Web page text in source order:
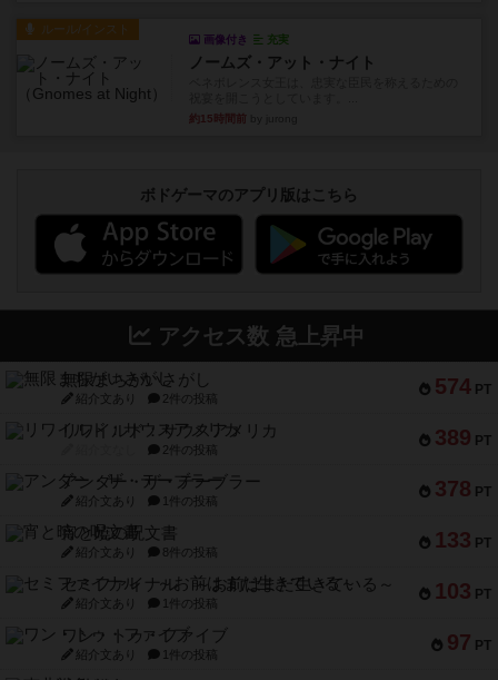
ルール/インスト
画像付き 充実
ノームズ・アット・ナイト
約15時間前
ボドゲーマのアプリ版はこちら
アクセス数 急上昇中
574 PT
無限まちがいさがし
紹介文あり 2件の投稿
389 PT
リワイルド：サウスアメリカ
2件の投稿
378 PT
アンダー・ザ・テーブラー
紹介文あり 1件の投稿
133 PT
宵と暁の呪文書
紹介文あり 8件の投稿
103 PT
セミファイナル ～お前はまだ生きている～
紹介文あり 1件の投稿
97 PT
ワン・トゥ・ファイブ
紹介文あり 1件の投稿